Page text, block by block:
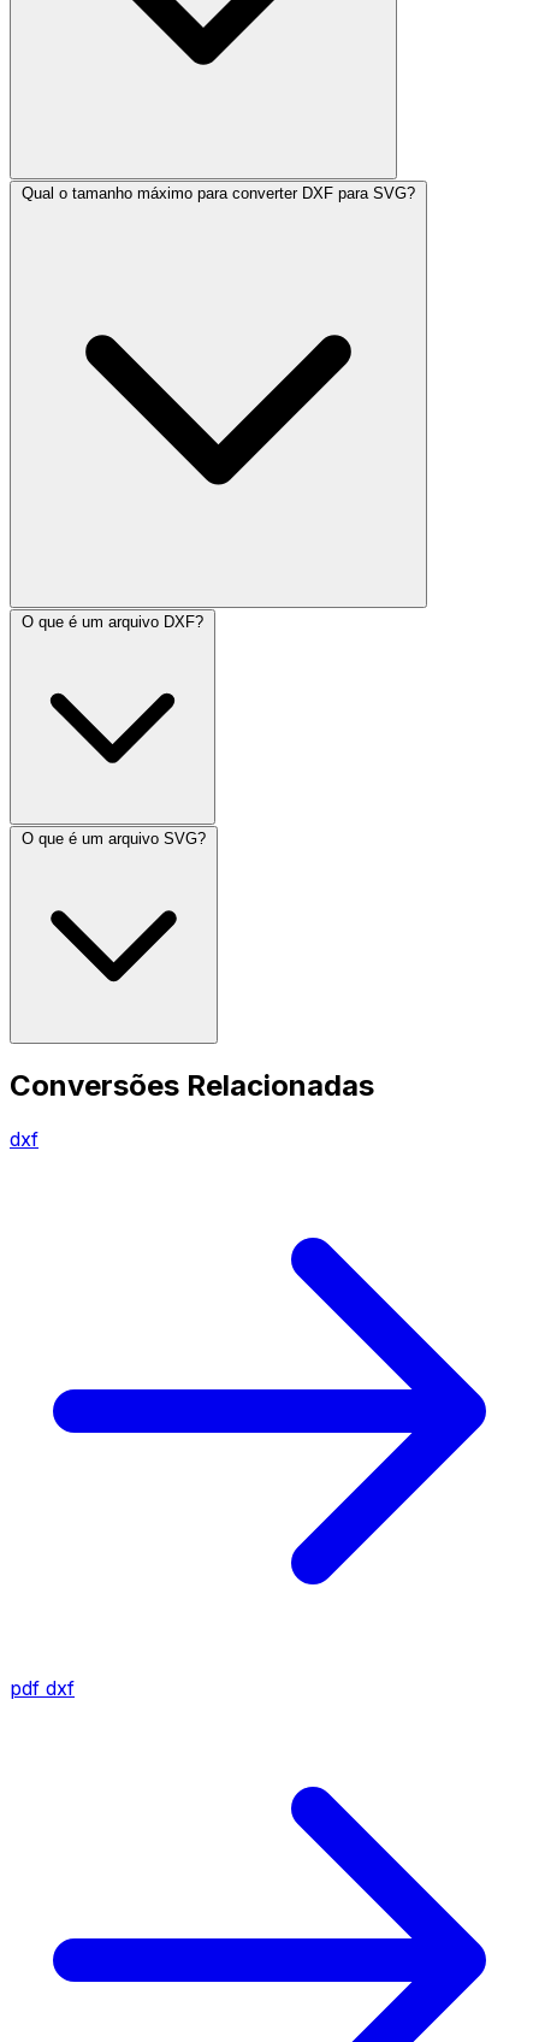
Qual o tamanho máximo para converter DXF para SVG?
O que é um arquivo DXF?
O que é um arquivo SVG?
Conversões Relacionadas
dxf
pdf dxf